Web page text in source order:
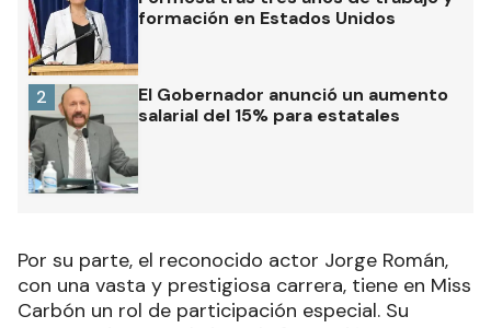
formación en Estados Unidos
El Gobernador anunció un aumento
salarial del 15% para estatales
2
Por su parte, el reconocido actor Jorge Román,
con una vasta y prestigiosa carrera, tiene en Miss
Carbón un rol de participación especial. Su